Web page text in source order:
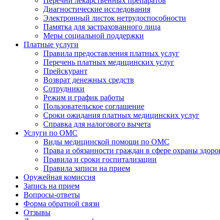
Диагностические исследования
Электронный листок нетрудоспособности
Памятка для застрахованного лица
Меры социальной поддержки
Платные услуги
Правила предоставления платных услуг
Перечень платных медицинских услуг
Прейскурант
Возврат денежных средств
Сотрудники
Режим и график работы
Пользовательское соглашение
Сроки ожидания платных медицинских услуг
Справка для налогового вычета
Услуги по ОМС
Виды медицинской помощи по ОМС
Права и обязанности граждан в сфере охраны
Правила и сроки госпитализации
Правила записи на прием
Оружейная комиссия
Запись на прием
Вопросы-ответы
Форма обратной связи
Отзывы